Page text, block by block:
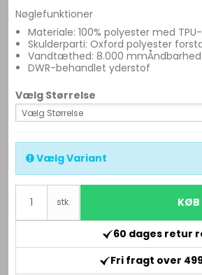
Nøglefunktioner
Materiale: 100% polyester med
Skulderparti: Oxford polyester
Vandtæthed: 8.000
DWR-behandlet yderstof
Vælg Størrelse
Vælg Størrelse
Vælg Variant
stk. KØB
60 dages retur
Fri fragt over